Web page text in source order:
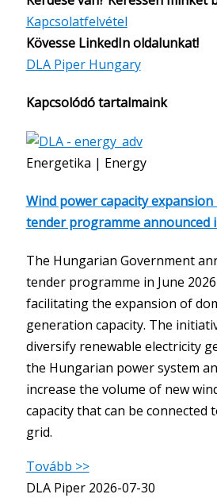
Kapcsolatfelvétel
Kövesse LinkedIn oldalunkat!
DLA Piper Hungary
Kapcsolódó tartalmaink
Energetika | Energy
Wind power capacity
tender programme announced
The Hungarian Government
tender programme in June
facilitating the expansion of
generation capacity. The
diversify renewable electricity
the Hungarian power system
increase the volume of new
capacity that can be connected
grid.
Tovább >>
DLA Piper 2026-07-30